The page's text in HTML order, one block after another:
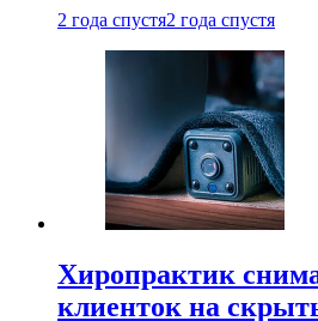
2 года спустя2 года спустя
Хиропрактик
клиенток на